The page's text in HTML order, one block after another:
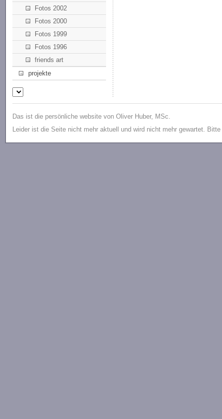
Fotos 2002
Fotos 2000
Fotos 1999
Fotos 1996
friends art
projekte
Das ist die persönliche website von Oliver Huber, MSc.
Leider ist die Seite nicht mehr aktuell und wird nicht mehr gewartet.